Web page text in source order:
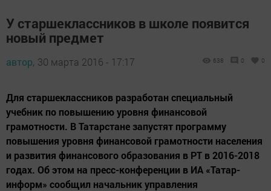
У старшеклассников в школе появится
новый предмет
автор, 30 марта 2016 - 17:17 638 0 0
Для старшеклассников разработан специальный
учебник по повышению уровня финансовой
грамотности. В Татарстане запустят программу
повышения уровня финансовой грамотности населения
и развития финансового образования в РТ в 2016-2018
годах. Об этом на пресс-конференции в ИА «Татар-
информ» сообщил начальник управления